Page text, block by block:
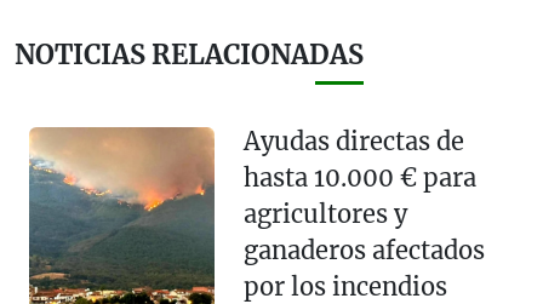
NOTICIAS RELACIONADAS
Ayudas directas de
hasta 10.000 € para
agricultores y
ganaderos afectados
por los incendios